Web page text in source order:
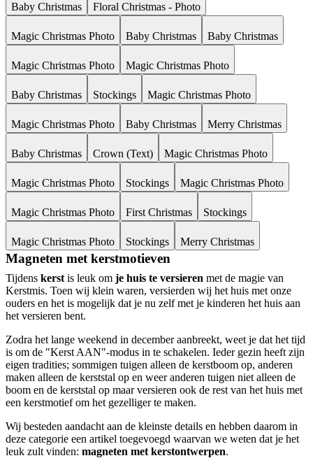
Baby Christmas Floral Christmas - Photo
Magic Christmas Photo Baby Christmas Baby Christmas
Magic Christmas Photo Magic Christmas Photo
Baby Christmas Stockings Magic Christmas Photo
Magic Christmas Photo Baby Christmas Merry Christmas
Baby Christmas Crown (Text) Magic Christmas Photo
Magic Christmas Photo Stockings Magic Christmas Photo
Magic Christmas Photo First Christmas Stockings
Magic Christmas Photo Stockings Merry Christmas
Magneten met kerstmotieven
Tijdens kerst is leuk om je huis te versieren met de magie van
Kerstmis. Toen wij klein waren, versierden wij het huis met onze
ouders en het is mogelijk dat je nu zelf met je kinderen het huis aan
het versieren bent.
Zodra het lange weekend in december aanbreekt, weet je dat het tijd
is om de "Kerst AAN"-modus in te schakelen. Ieder gezin heeft zijn
eigen tradities; sommigen tuigen alleen de kerstboom op, anderen
maken alleen de kerststal op en weer anderen tuigen niet alleen de
boom en de kerststal op maar versieren ook de rest van het huis met
een kerstmotief om het gezelliger te maken.
Wij besteden aandacht aan de kleinste details en hebben daarom in
deze categorie een artikel toegevoegd waarvan we weten dat je het
leuk zult vinden: magneten met kerstontwerpen.